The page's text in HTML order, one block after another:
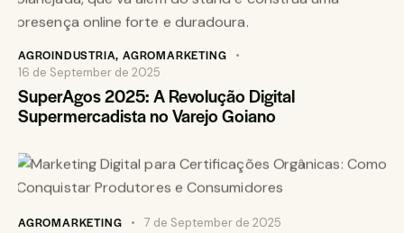
AGROINDUSTRIA,AGROMARKETING
16 de September de 2025
SuperAgos 2025: A Revolução Digital
Supermercadista no Varejo Goiano
AGROMARKETING 7 de September de 2025